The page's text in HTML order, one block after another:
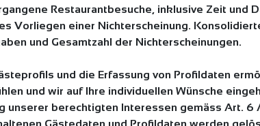
Restaurantbesuche, inklusive Zeit und
Vorliegen einer Nichterscheinung.
und Gesamtzahl der Nichterscheinungen.
und die Erfassung von Profildaten
und wir auf Ihre individuellen Wünsche
unserer berechtigten Interessen gemäss Art. 6